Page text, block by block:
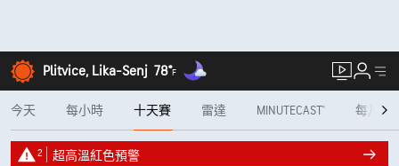
Plitvice, Lika-Senj 78°F
今天 每小時 十天賽 雷達 MINUTECAST® 每月
2 超高溫紅色預警